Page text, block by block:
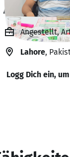
AHMAD
Angestellt,
Lahore,
Logg Dich ein,